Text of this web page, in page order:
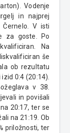
Vodenje
in najprej
V isti
za goste. Po
Na
še
ob rezultatu
0:4 (20:14).
v 38.
in povišali
20:17, ter se
na 21:19. Ob
priložnosti, ter